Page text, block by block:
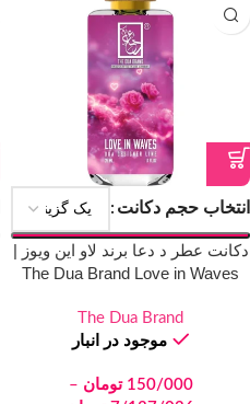
انتخاب حجم دکانت
دکانت عطر د دعا برند لاو این ویوز |
The Dua Brand Love in Waves
The Dua Brand
موجود در انبار
150/000 تومان –